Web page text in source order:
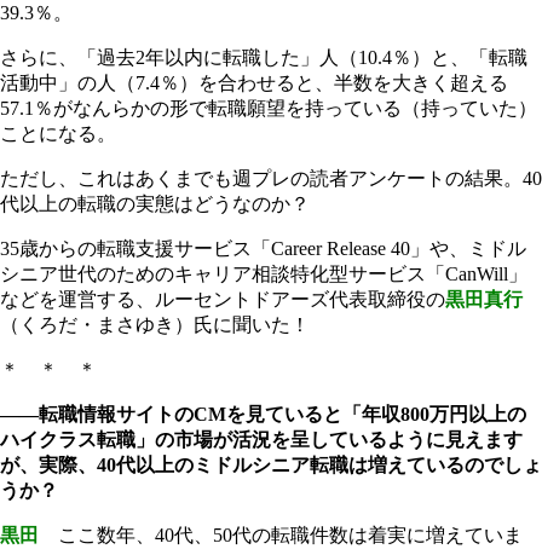
39.3％。
さらに、「過去2年以内に転職した」人（10.4％）と、「転職
活動中」の人（7.4％）を合わせると、半数を大きく超える
57.1％がなんらかの形で転職願望を持っている（持っていた）
ことになる。
ただし、これはあくまでも週プレの読者アンケートの結果。40
代以上の転職の実態はどうなのか？
35歳からの転職支援サービス「Career Release 40」や、ミドル
シニア世代のためのキャリア相談特化型サービス「CanWill」
などを運営する、ルーセントドアーズ代表取締役の黒田真行
（くろだ・まさゆき）氏に聞いた！
＊ ＊ ＊
――転職情報サイトのCMを見ていると「年収800万円以上の
ハイクラス転職」の市場が活況を呈しているように見えます
が、実際、40代以上のミドルシニア転職は増えているのでしょ
うか？
黒田
ここ数年、40代、50代の転職件数は着実に増えていま